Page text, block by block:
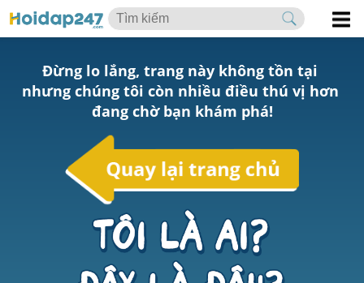
Đừng lo lắng, trang này không tồn tại
nhưng chúng tôi còn nhiều điều thú vị hơn
đang chờ bạn khám phá!